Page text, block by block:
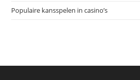
Populaire kansspelen in casino’s